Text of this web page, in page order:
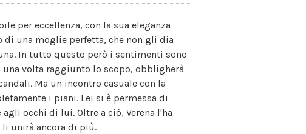
per eccellenza, con la sua eleganza
di una moglie perfetta, che non gli dia
In tutto questo però i sentimenti sono
volta raggiunto lo scopo, obbligherà
Ma un incontro casuale con la
i piani. Lei si è permessa di
occhi di lui. Oltre a ciò, Verena l'ha
li unirà ancora di più.